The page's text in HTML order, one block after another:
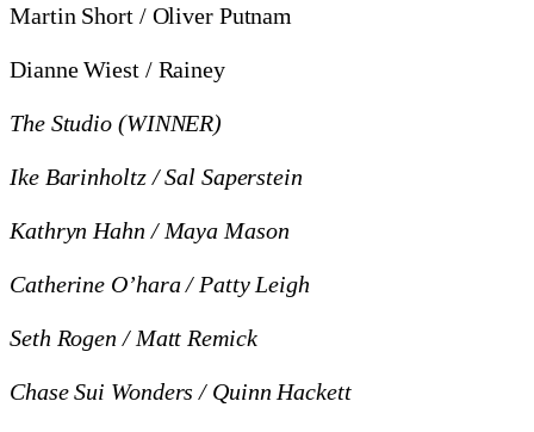
Martin Short / Oliver Putnam
Dianne Wiest / Rainey
The Studio (WINNER)
Ike Barinholtz / Sal Saperstein
Kathryn Hahn / Maya Mason
Catherine O’hara / Patty Leigh
Seth Rogen / Matt Remick
Chase Sui Wonders / Quinn Hackett